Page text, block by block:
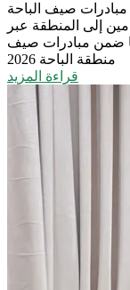
مبادرات صيف الباحة
إلى المنطقة عبر
ضمن مبادرات صيف
منطقة الباحة 2026
قراءة المزيد